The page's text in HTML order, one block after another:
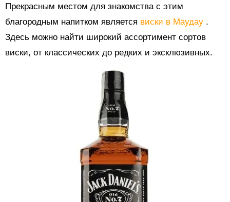
Прекрасным местом для знакомства с этим
благородным напитком является виски в Маудау .
Здесь можно найти широкий ассортимент сортов
виски, от классических до редких и эксклюзивных.